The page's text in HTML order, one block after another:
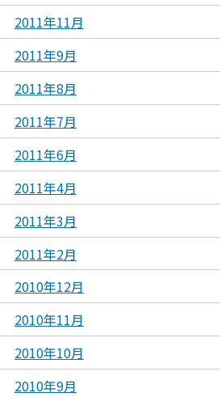
2011年11月
2011年9月
2011年8月
2011年7月
2011年6月
2011年4月
2011年3月
2011年2月
2010年12月
2010年11月
2010年10月
2010年9月